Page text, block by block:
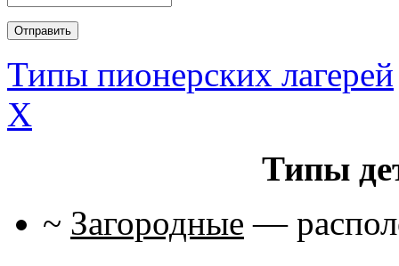
Типы пионерских лагерей
X
Типы
~ Загородные —